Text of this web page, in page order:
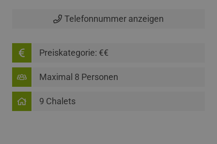
Telefonnummer anzeigen
Preiskategorie: €€
Maximal 8 Personen
9 Chalets